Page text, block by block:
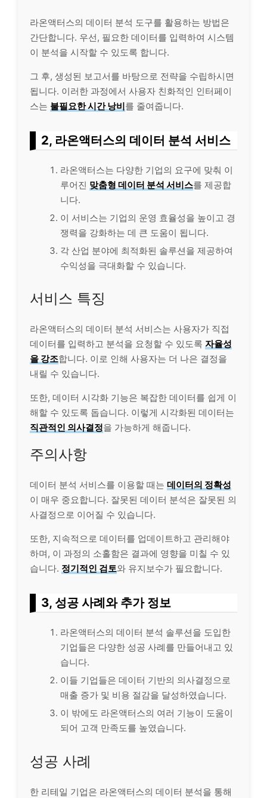
라온액터스의 데이터 분석 도구를 활용하는 방법은
간단합니다. 우선, 필요한 데이터를 입력하여 시스템
이 분석을 시작할 수 있도록 합니다.
그 후, 생성된 보고서를 바탕으로 전략을 수립하시면
됩니다. 이러한 과정에서 사용자 친화적인 인터페이
스는 불필요한 시간 낭비를 줄여줍니다.
2, 라온액터스의 데이터 분석 서비스
라온액터스는 다양한 기업의 요구에 맞춰 이
루어진 맞춤형 데이터 분석 서비스를 제공합
니다.
이 서비스는 기업의 운영 효율성을 높이고 경
쟁력을 강화하는 데 큰 도움이 됩니다.
각 산업 분야에 최적화된 솔루션을 제공하여
수익성을 극대화할 수 있습니다.
서비스 특징
라온액터스의 데이터 분석 서비스는 사용자가 직접
데이터를 입력하고 분석을 요청할 수 있도록 자율성
을 강조합니다. 이로 인해 사용자는 더 나은 결정을
내릴 수 있습니다.
또한, 데이터 시각화 기능은 복잡한 데이터를 쉽게 이
해할 수 있도록 돕습니다. 이렇게 시각화된 데이터는
직관적인 의사결정을 가능하게 해줍니다.
주의사항
데이터 분석 서비스를 이용할 때는 데이터의 정확성
이 매우 중요합니다. 잘못된 데이터 분석은 잘못된 의
사결정으로 이어질 수 있습니다.
또한, 지속적으로 데이터를 업데이트하고 관리해야
하며, 이 과정의 소홀함은 결과에 영향을 미칠 수 있
습니다. 정기적인 검토와 유지보수가 필요합니다.
3, 성공 사례와 추가 정보
라온액터스의 데이터 분석 솔루션을 도입한
기업들은 다양한 성공 사례를 만들어내고 있
습니다.
이들 기업들은 데이터 기반의 의사결정으로
매출 증가 및 비용 절감을 달성하였습니다.
이 밖에도 라온액터스의 여러 기능이 도움이
되어 고객 만족도를 높였습니다.
성공 사례
한 리테일 기업은 라온액터스의 데이터 분석을 통해